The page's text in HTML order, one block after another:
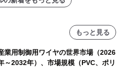
もっと見る
業用制御用ワイヤの世界市場（2026
～2032年）、市場規模（PVC、ポリ